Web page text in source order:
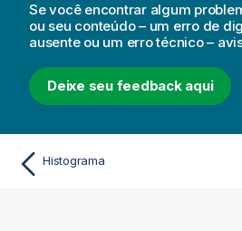
Se você encontrar algum
ou seu conteúdo – um erro de
ausente ou um erro técnico –
Deixe seu feedback aqui
Histograma